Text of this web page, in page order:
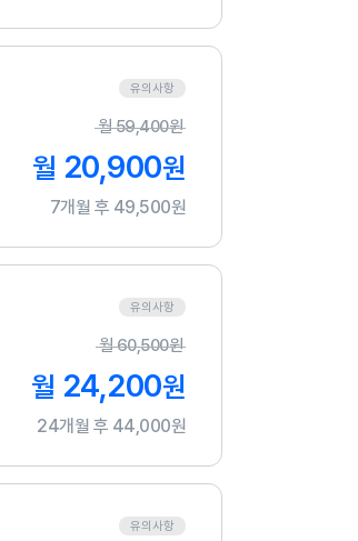
유의사항
월59,400원
월 20,900원
7개월 후 49,500원
유의사항
월60,500원
월 24,200원
24개월 후 44,000원
유의사항